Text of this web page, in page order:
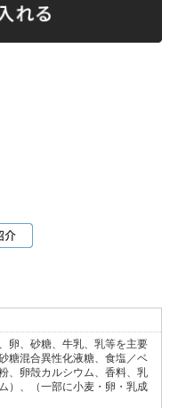
卵、砂糖、牛乳、乳等を主要
糖混合異性化液糖、食塩／ベ
、卵殻カルシウム、香料、乳
）、（一部に小麦・卵・乳成